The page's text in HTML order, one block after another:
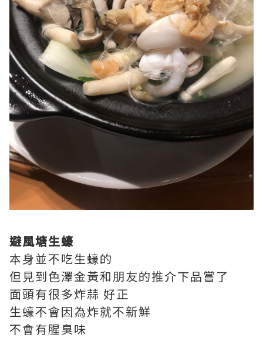
避風塘生蠔
本身並不吃生蠔的
但見到色澤金黃和朋友的推介下品嘗了
面頭有很多炸蒜 好正
生蠔不會因為炸就不新鮮
不會有腥臭味